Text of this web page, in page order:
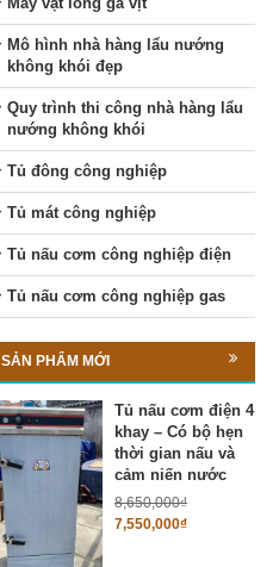
Mô hình nhà hàng lẩu nướng
không khói đẹp
Quy trình thi công nhà hàng lẩu
nướng không khói
Tủ đông công nghiệp
Tủ mát công nghiệp
Tủ nấu cơm công nghiệp điện
Tủ nấu cơm công nghiệp gas
SẢN PHẨM MỚI
Tủ nấu cơm điện 4
khay – Có bộ hẹn
thời gian nấu và
cảm niến nước
8,650,000₫
7,550,000₫